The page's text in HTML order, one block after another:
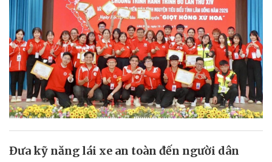
Đưa kỹ năng lái xe an toàn đến người dân